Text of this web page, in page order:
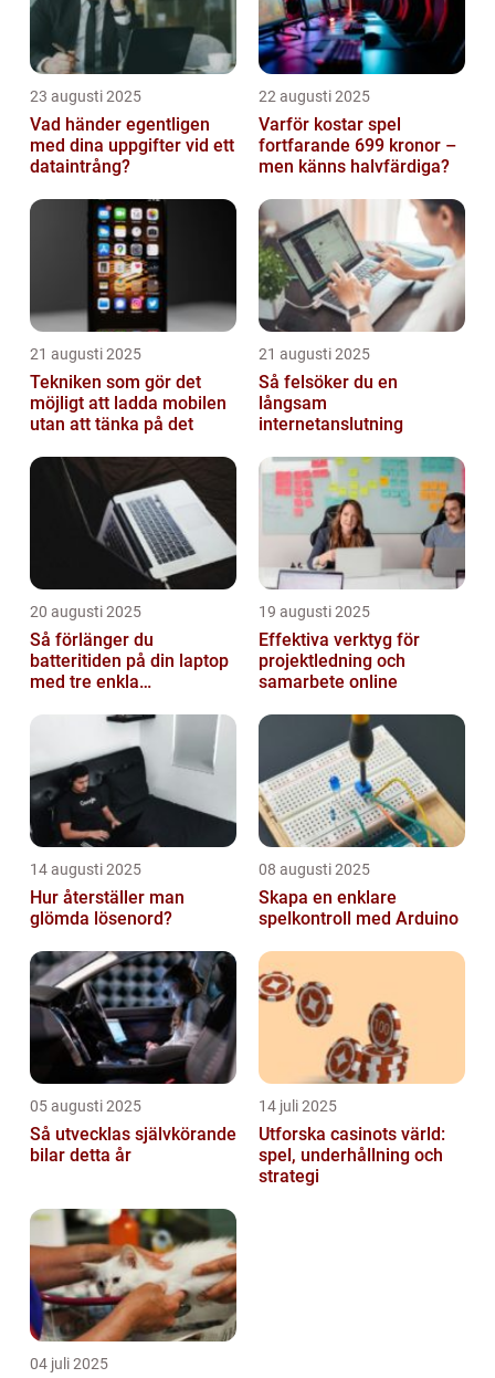
23 augusti 2025
Vad händer egentligen
med dina uppgifter vid ett
dataintrång?
22 augusti 2025
Varför kostar spel
fortfarande 699 kronor –
men känns halvfärdiga?
21 augusti 2025
Tekniken som gör det
möjligt att ladda mobilen
utan att tänka på det
21 augusti 2025
Så felsöker du en
långsam
internetanslutning
20 augusti 2025
Så förlänger du
batteritiden på din laptop
med tre enkla
19 augusti 2025
Effektiva verktyg för
projektledning och
samarbete online
14 augusti 2025
Hur återställer man
glömda lösenord?
08 augusti 2025
Skapa en enklare
spelkontroll med Arduino
05 augusti 2025
Så utvecklas självkörande
bilar detta år
14 juli 2025
Utforska casinots värld:
spel, underhållning och
strategi
04 juli 2025